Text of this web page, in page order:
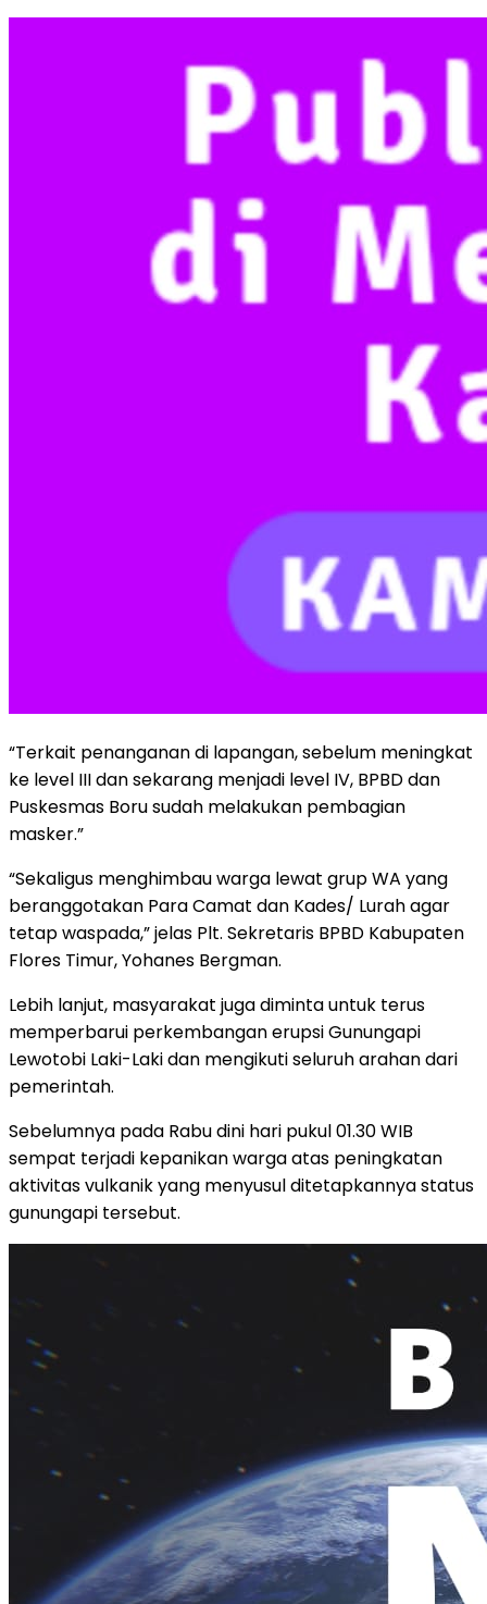
“Terkait penanganan di lapangan, sebelum meningkat
ke level III dan sekarang menjadi level IV, BPBD dan
Puskesmas Boru sudah melakukan pembagian
masker.”
“Sekaligus menghimbau warga lewat grup WA yang
beranggotakan Para Camat dan Kades/ Lurah agar
tetap waspada,” jelas Plt. Sekretaris BPBD Kabupaten
Flores Timur, Yohanes Bergman.
Lebih lanjut, masyarakat juga diminta untuk terus
memperbarui perkembangan erupsi Gunungapi
Lewotobi Laki-Laki dan mengikuti seluruh arahan dari
pemerintah.
Sebelumnya pada Rabu dini hari pukul 01.30 WIB
sempat terjadi kepanikan warga atas peningkatan
aktivitas vulkanik yang menyusul ditetapkannya status
gunungapi tersebut.